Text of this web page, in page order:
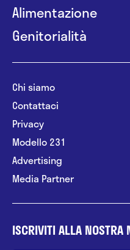
Alimentazione
Genitorialità
Chi siamo
Contattaci
Privacy
Modello 231
Advertising
Media Partner
ISCRIVITI ALLA NOSTRA